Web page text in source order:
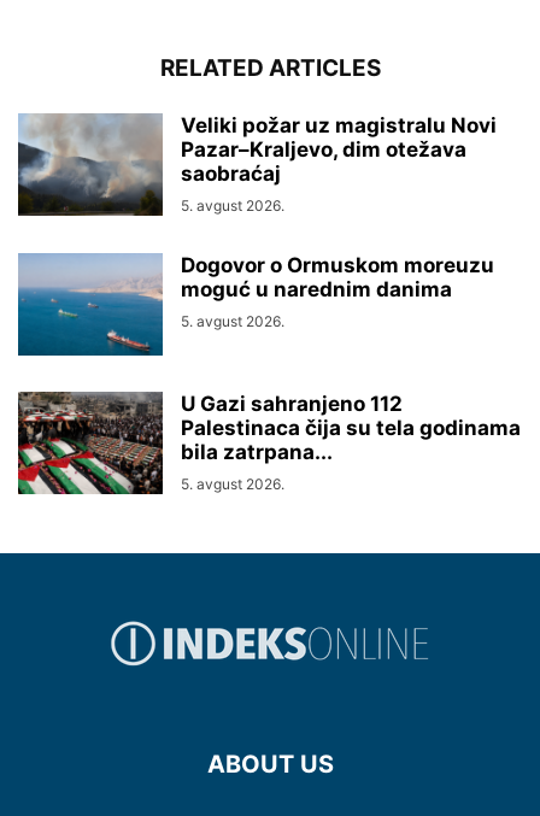
RELATED ARTICLES
Veliki požar uz magistralu Novi
Pazar–Kraljevo, dim otežava
saobraćaj
5. avgust 2026.
Dogovor o Ormuskom moreuzu
moguć u narednim danima
5. avgust 2026.
U Gazi sahranjeno 112
Palestinaca čija su tela godinama
bila zatrpana...
5. avgust 2026.
ABOUT US